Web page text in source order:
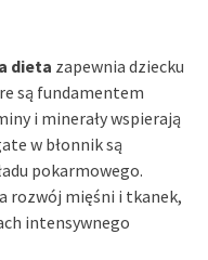
dieta zapewnia dziecku
są fundamentem
i minerały wspierają
w błonnik są
pokarmowego.
rozwój mięśni i tkanek,
intensywnego